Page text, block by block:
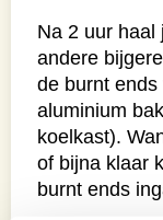
Na 2 uur haal
andere
de burnt
aluminium
koelkast).
of bijna klaar
burnt ends